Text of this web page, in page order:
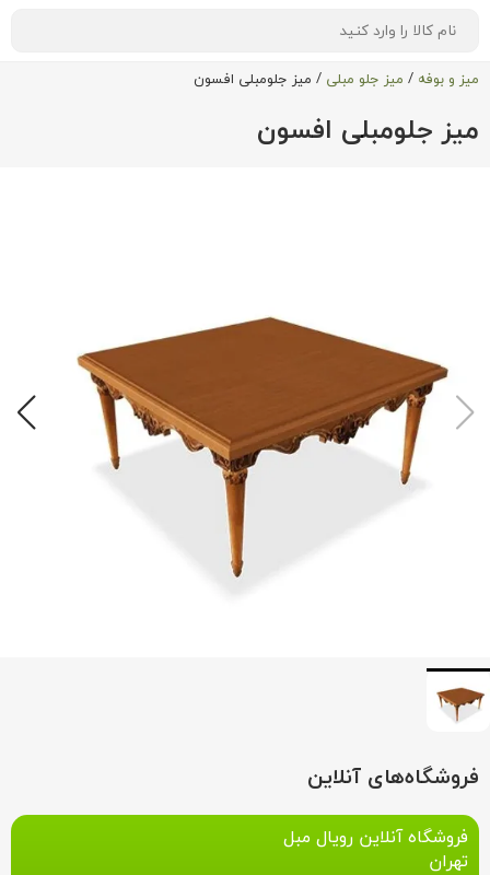
میز و بوفه / میز جلو مبلی / میز جلومبلی افسون
میز جلومبلی افسون
فروشگاه‌های آنلاین
فروشگاه آنلاین رویال مبل
تهران